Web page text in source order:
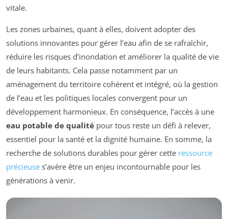
vitale.
Les zones urbaines, quant à elles, doivent adopter des
solutions innovantes pour gérer l’eau afin de se rafraîchir,
réduire les risques d’inondation et améliorer la qualité de vie
de leurs habitants. Cela passe notamment par un
aménagement du territoire cohérent et intégré, où la gestion
de l’eau et les politiques locales convergent pour un
développement harmonieux. En conséquence, l’accès à une
eau potable de qualité pour tous reste un défi à relever,
essentiel pour la santé et la dignité humaine. En somme, la
recherche de solutions durables pour gérer cette ressource
précieuse s’avère être un enjeu incontournable pour les
générations à venir.